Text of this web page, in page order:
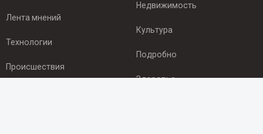
Лента мнений
Технологии
Происшествия
Недвижимость
Культура
Подробно
Здоровье